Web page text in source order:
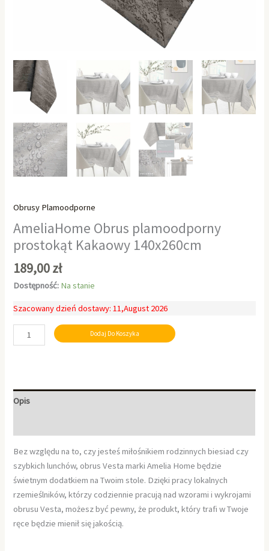
Obrusy Plamoodporne
AmeliaHome Obrus plamoodporny
prostokąt Kakaowy 140x260cm
189,00zł
Dostępność: Na stanie
Szacowany dzień dostawy: 11,August 2026
Dodaj Do Koszyka
Opis
Bez względu na to, czy jesteś miłośnikiem rodzinnych biesiad czy
szybkich lunchów, obrus Vesta marki Amelia Home będzie
świetnym dodatkiem na Twoim stole. Dzięki pracy lokalnych
rzemieślników, którzy codziennie pracują nad wzorami i wykrojami
obrusu Vesta, możesz być pewny, że produkt, który trafi w Twoje
ręce będzie mienił się jakością.